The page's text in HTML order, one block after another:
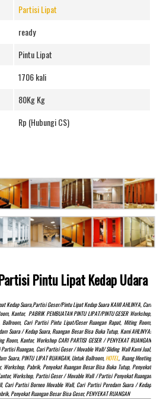
Partisi Lipat
ready
Pintu Lipat
1706 kali
80Kg Kg
Rp (Hubungi CS)
Pintu Lipat Kedap Udara
Kedap Suara,partisi Geser/pintu Lipat Kedap Suara KAMI AHLINYA, Cari
Kantor, PABRIK PEMBUATAN PINTU LIPAT/PINTU GESER Workshop,
Ballroom, Cari Partisi Pintu Lipat/Geser Ruangan Rapat, Miting Room,
Suara / Kedap Suara, Ruangan Besar Bisa Buka Tutup, Kami AHLINYA!
Kantor, Workshop CARI PARTISI GESER / PENYEKAT RUANGAN
Ruangan, Cari Partisi Geser / Movable Wall/ Sliding Wall Kami Jual,
Suara, PINTU LIPAT RUANGAN, Untuk Ballroom,HOTEL, Ruang Meeting
Workshop, Pabrik, Penyekat Ruangan Besar Bisa Buka Tutup, Penyekat
Workshop, Partisi Geser / Movable Wall / Partisi Penyekat Ruangan
Cari Partisi Borneo Movable Wall, Cari Partisi Peredam Suara / Kedap
Penyekat Ruangan Besar Bisa Geser, PENYEKAT RUANGAN